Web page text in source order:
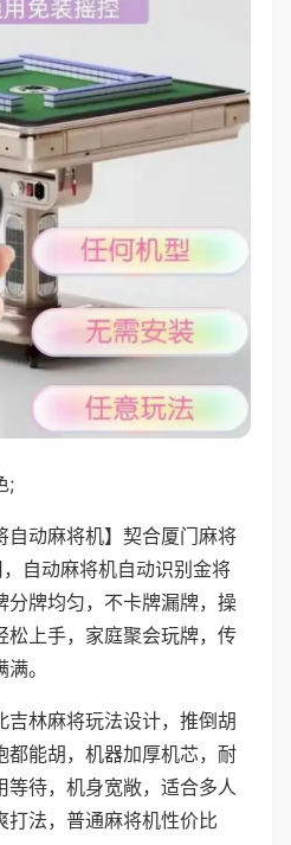
;
自动麻将机】契合厦门麻将
自动麻将机自动识别金将
分牌均匀，不卡牌漏牌，操
松上手，家庭聚会玩牌，传
。
吉林麻将玩法设计，推倒胡
都能胡，机器加厚机芯，耐
等待，机身宽敞，适合多人
打法，普通麻将机性价比